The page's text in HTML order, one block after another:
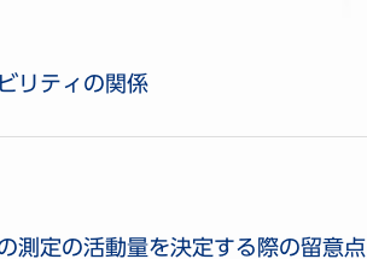
リティの関係
測定の活動量を決定する際の留意点